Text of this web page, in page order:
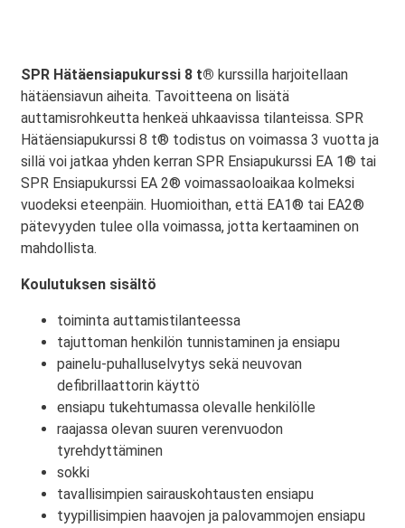
SPR Hätäensiapukurssi 8 t® kurssilla harjoitellaan
hätäensiavun aiheita. Tavoitteena on lisätä
auttamisrohkeutta henkeä uhkaavissa tilanteissa. SPR
Hätäensiapukurssi 8 t® todistus on voimassa 3 vuotta ja
sillä voi jatkaa yhden kerran SPR Ensiapukurssi EA 1® tai
SPR Ensiapukurssi EA 2® voimassaoloaikaa kolmeksi
vuodeksi eteenpäin. Huomioithan, että EA1® tai EA2®
pätevyyden tulee olla voimassa, jotta kertaaminen on
mahdollista.
Koulutuksen sisältö
toiminta auttamistilanteessa
tajuttoman henkilön tunnistaminen ja ensiapu
painelu-puhalluselvytys sekä neuvovan
defibrillaattorin käyttö
ensiapu tukehtumassa olevalle henkilölle
raajassa olevan suuren verenvuodon
tyrehdyttäminen
sokki
tavallisimpien sairauskohtausten ensiapu
tyypillisimpien haavojen ja palovammojen ensiapu